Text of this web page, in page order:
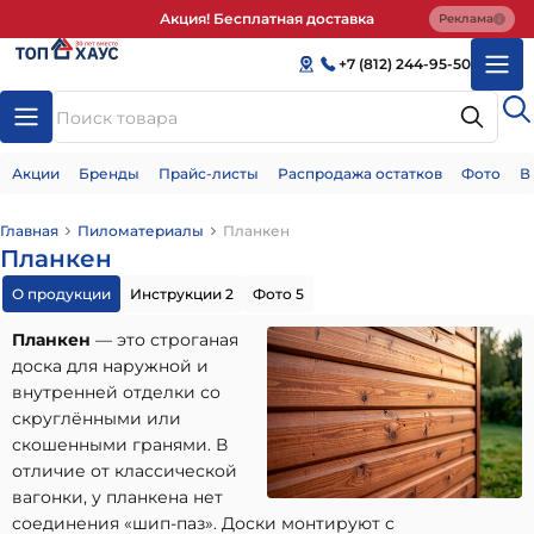
Акция! Бесплатная доставка Реклама
+7 (812) 244-95-50
Акции Бренды Прайс-листы Распродажа остатков Фото
Главная Пиломатериалы Планкен
Планкен
О продукции Инструкции 2 Фото 5
Планкен — это строганая
доска для наружной и
внутренней отделки со
скруглёнными или
скошенными гранями. В
отличие от классической
вагонки, у планкена нет
соединения «шип-паз». Доски монтируют с